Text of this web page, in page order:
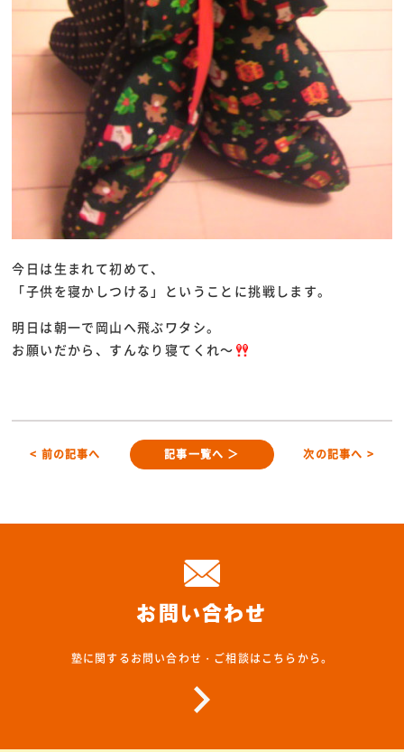
今日は生まれて初めて、
「子供を寝かしつける」ということに挑戦します。
明日は朝一で岡山へ飛ぶワタシ。
お願いだから、すんなり寝てくれ～
< 前の記事へ 記事一覧へ ＞ 次の記事へ >
お問い合わせ
塾に関するお問い合わせ・ご相談はこちらから。